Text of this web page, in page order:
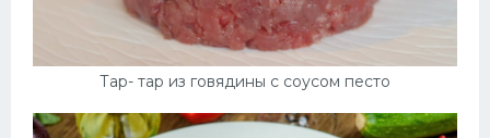
Тар- тар из говядины с соусом песто